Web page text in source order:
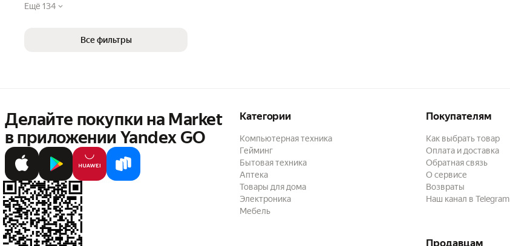
Ещё 134
Все фильтры
Делайте покупки на Market
в приложении Yandex GO
Категории
Компьютерная техника
Гейминг
Бытовая техника
Аптека
Товары для дома
Электроника
Мебель
Покупателям
Как выбрать товар
Оплата и доставка
Обратная связь
О сервисе
Возвраты
Наш канал в Telegram
Продавцам